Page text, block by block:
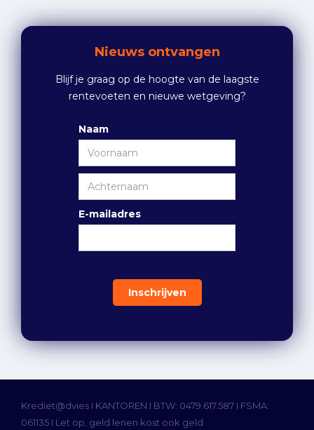
Nieuws ontvangen
Blijf je graag op de hoogte van de laagste
rentevoeten en nieuwe wetgeving?
Naam
E-mailadres
Krediet@dvies I KANTOREN I BTW: 0479.617.587 I FSMA:
061135 I Let op, geld lenen kost ook geld